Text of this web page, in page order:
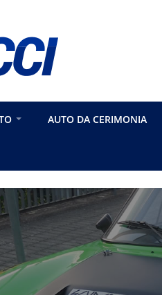
AUTO DA CERIMONIA